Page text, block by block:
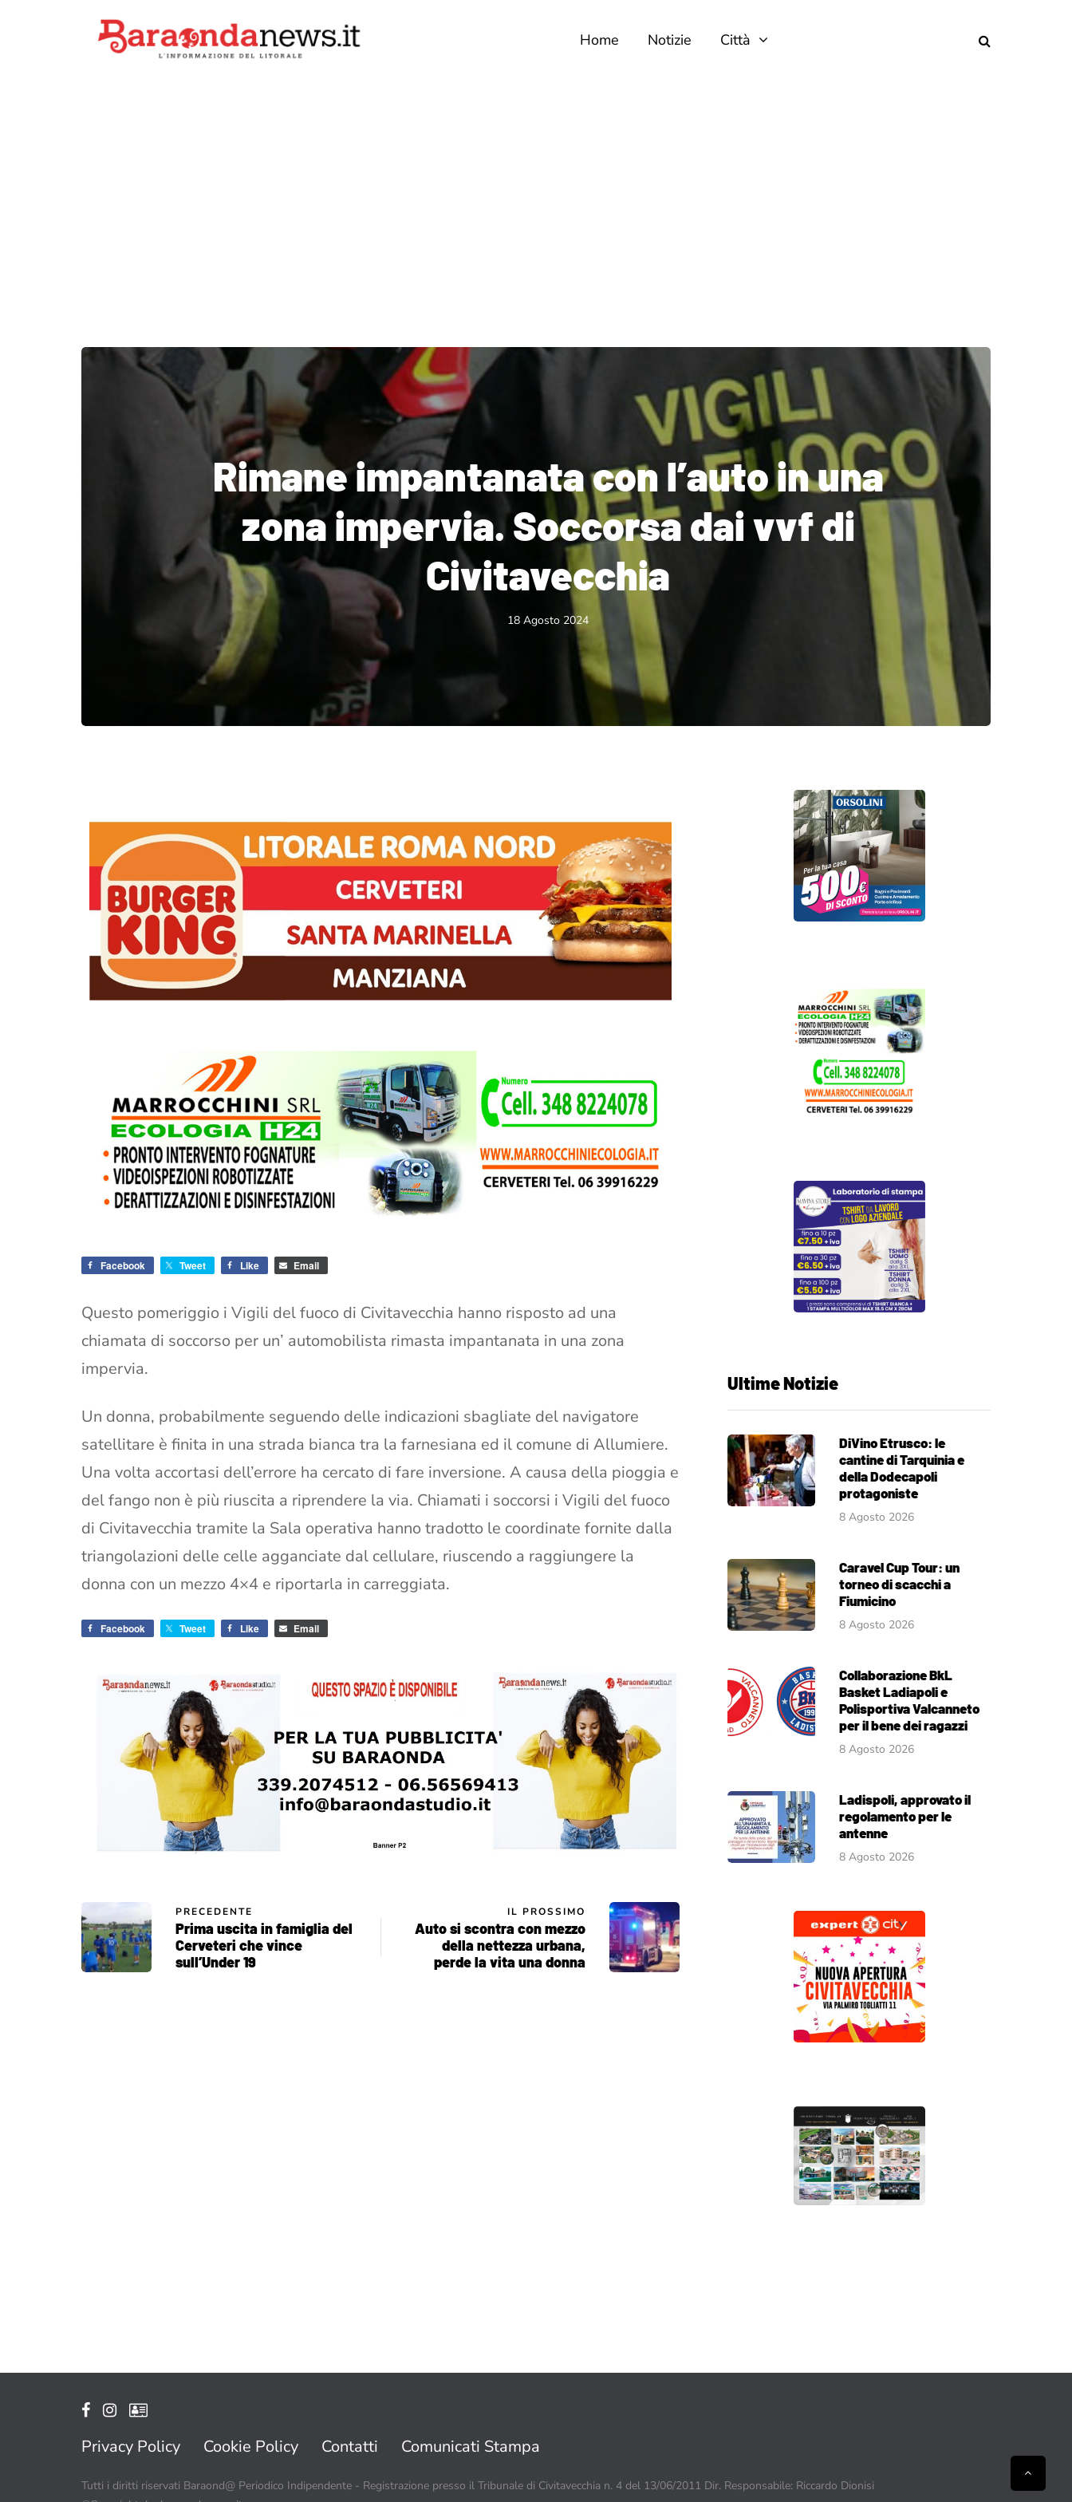
Home Notizie Città
Rimane impantanata con l’auto in una
zona impervia. Soccorsa dai vvf di
Civitavecchia
18 Agosto 2024
Facebook Tweet Like Email
Questo pomeriggio i Vigili del fuoco di Civitavecchia hanno risposto ad una
chiamata di soccorso per un’ automobilista rimasta impantanata in una zona
impervia.
Un donna, probabilmente seguendo delle indicazioni sbagliate del navigatore
satellitare è finita in una strada bianca tra la farnesiana ed il comune di Allumiere.
Una volta accortasi dell’errore ha cercato di fare inversione. A causa della pioggia e
del fango non è più riuscita a riprendere la via. Chiamati i soccorsi i Vigili del fuoco
di Civitavecchia tramite la Sala operativa hanno tradotto le coordinate fornite dalla
triangolazioni delle celle agganciate dal cellulare, riuscendo a raggiungere la
donna con un mezzo 4×4 e riportarla in carreggiata.
Facebook Tweet Like Email
PRECEDENTE
Prima uscita in famiglia del
Cerveteri che vince
sull’Under 19
IL PROSSIMO
Auto si scontra con mezzo
della nettezza urbana,
perde la vita una donna
Ultime Notizie
DiVino Etrusco: le
cantine di Tarquinia e
della Dodecapoli
protagoniste
8 Agosto 2026
Caravel Cup Tour: un
torneo di scacchi a
Fiumicino
8 Agosto 2026
Collaborazione BkL
Basket Ladiapoli e
Polisportiva Valcanneto
per il bene dei ragazzi
8 Agosto 2026
Ladispoli, approvato il
regolamento per le
antenne
8 Agosto 2026
Privacy Policy Cookie Policy Contatti Comunicati Stampa
Tutti i diritti riservati Baraond@ Periodico Indipendente - Registrazione presso il Tribunale di Civitavecchia n. 4 del 13/06/2011 Dir. Responsabile: Riccardo Dionisi